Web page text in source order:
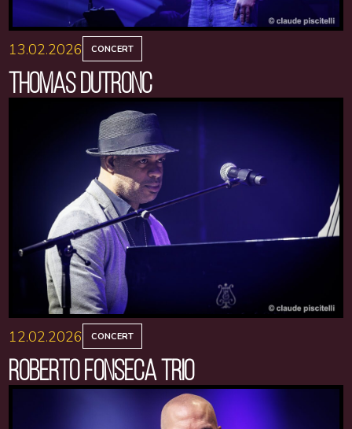
13.02.2026 CONCERT
THOMAS DUTRONC
12.02.2026 CONCERT
ROBERTO FONSECA TRIO